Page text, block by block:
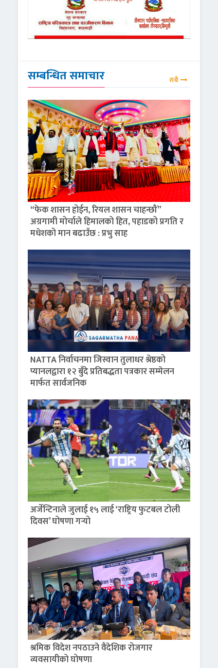
सम्बन्धित समाचार सबै
“फेक शासन होईन, रियल शासन चाहन्छौं”
अग्रगामी मोर्चाले हिमालको हित, पहाडको प्रगति र
मधेशको मान बढाउँछ : प्रभु साह
NATTA निर्वाचनमा जिस्वान तुलाधर श्रेष्ठको
प्यानलद्वारा १२ बुँदे प्रतिबद्धता पत्रकार सम्मेलन
मार्फत सार्वजनिक
अर्जेन्टिनाले जुलाई १५ लाई ‘राष्ट्रिय फुटबल टोली
दिवस’ घोषणा गर्‍यो
श्रमिक विदेश नपठाउने वैदेशिक रोजगार
व्यवसायीको घोषणा